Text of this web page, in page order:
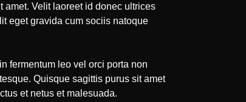
Velit laoreet id donec ultrices
eget gravida cum sociis natoque
fermentum leo vel orci porta non
Quisque sagittis purus sit amet
et netus et malesuada.